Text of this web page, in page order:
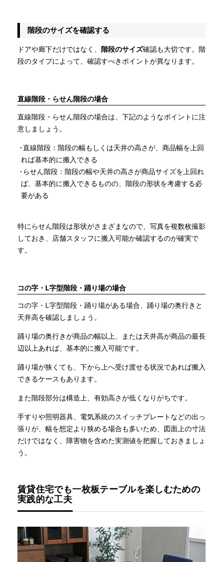
階段のサイズを確認する
ドアや廊下だけではなく、 階段のサイズ確認も大切です。階
段のタイプによって、確認すべきポイントが異なります。
直線階段・らせん階段の場合
直線階段・らせん階段の場合は、下記のようなポイントに注
意しましょう。
直線階段：階段の幅もしくは天井の高さが、商品幅を上回
れば基本的に搬入できる
らせん階段：階段の幅や天井の高さが商品サイズを上回れ
ば、基本的に搬入できるものの、階段の形状を考慮する必
要がある
特にらせん階段は形状がさまざまなので、写真を複数枚撮影
しておき、店舗スタッフに搬入可能か確認するのが確実で
す。
コの字・L字型階段・踊り場の場合
コの字・L字型階段・踊り場がある場合、踊り場の奥行きと
天井高を確認しましょう。
踊り場の奥行きが商品の幅以上、または天井高が商品の最長
辺以上あれば、基本的に搬入可能です。
踊り場が狭くても、下から上へ受け渡せる状況であれば搬入
できるケースもあります。
また階段部分は構造上、有効高さが低くなりがちです。
手すりや照明器具、電気系統のスイッチプレートなどの出っ
張りが、幅を想定より狭める場合も多いため、図面上の寸法
だけではなく、障害物を含めた実測値を把握しておきましょ
う。
賃貸住宅でも一枚板テーブルを楽しむための
実践的な工夫